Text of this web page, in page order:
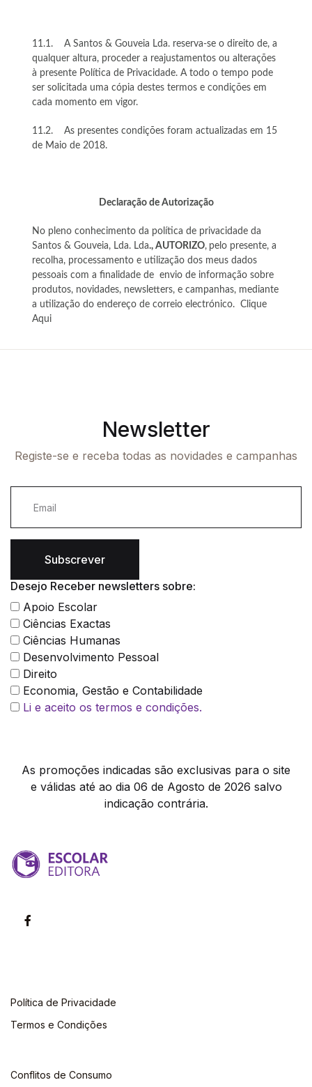
11.1. A Santos & Gouveia Lda. reserva-se o direito de, a
qualquer altura, proceder a reajustamentos ou alterações
à presente Política de Privacidade. A todo o tempo pode
ser solicitada uma cópia destes termos e condições em
cada momento em vigor.
11.2. As presentes condições foram actualizadas em 15
de Maio de 2018.
Declaração de Autorização
No pleno conhecimento da política de privacidade da
Santos & Gouveia, Lda. Lda., AUTORIZO, pelo presente, a
recolha, processamento e utilização dos meus dados
pessoais com a finalidade de envio de informação sobre
produtos, novidades, newsletters, e campanhas, mediante
a utilização do endereço de correio electrónico. Clique
Aqui
Newsletter
Registe-se e receba todas as novidades e campanhas
Subscrever
Desejo Receber newsletters sobre:
Apoio Escolar
Ciências Exactas
Ciências Humanas
Desenvolvimento Pessoal
Direito
Economia, Gestão e Contabilidade
Li e aceito os termos e condições.
As promoções indicadas são exclusivas para o site
e válidas até ao dia 06 de Agosto de 2026 salvo
indicação contrária.
Política de Privacidade
Termos e Condições
Conflitos de Consumo